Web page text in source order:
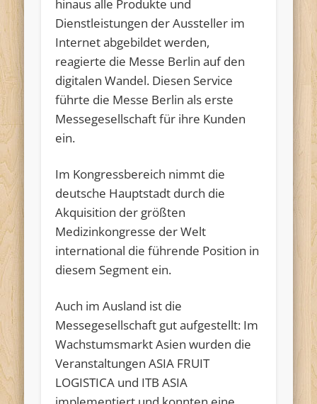
hinaus alle Produkte und
Dienstleistungen der Aussteller im
Internet abgebildet werden,
reagierte die Messe Berlin auf den
digitalen Wandel. Diesen Service
führte die Messe Berlin als erste
Messegesellschaft für ihre Kunden
ein.
Im Kongressbereich nimmt die
deutsche Hauptstadt durch die
Akquisition der größten
Medizinkongresse der Welt
international die führende Position in
diesem Segment ein.
Auch im Ausland ist die
Messegesellschaft gut aufgestellt: Im
Wachstumsmarkt Asien wurden die
Veranstaltungen ASIA FRUIT
LOGISTICA und ITB ASIA